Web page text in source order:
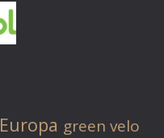
Europa green velo